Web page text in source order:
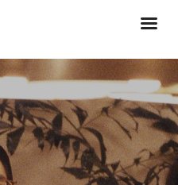
劇情
動作